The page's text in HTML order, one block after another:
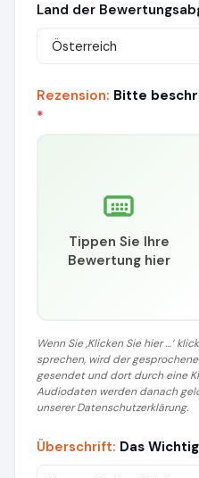
Land der
Rezension: Bitte
*
Tippen Sie Ihre
Bewertung hier
Wenn Sie ‚Klicken Sie hier …‘
sprechen, wird der
gesendet und dort durch eine
Audiodaten werden danach
unserer Datenschutzerklärung.
Überschrift: Das